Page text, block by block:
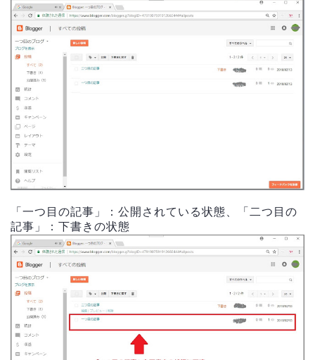
「一つ目の記事」：公開されている状態、「二つ目の
記事」：下書きの状態